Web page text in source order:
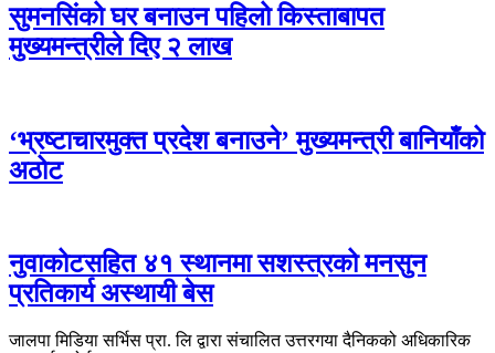
सुमनसिंको घर बनाउन पहिलो किस्ताबापत
मुख्यमन्त्रीले दिए २ लाख
‘भ्रष्टाचारमुक्त प्रदेश बनाउने’ मुख्यमन्त्री बानियाँको
अठोट
नुवाकोटसहित ४१ स्थानमा सशस्त्रको मनसुन
प्रतिकार्य अस्थायी बेस
जालपा मिडिया सर्भिस प्रा. लि द्वारा संचालित उत्तरगया दैनिकको अधिकारिक